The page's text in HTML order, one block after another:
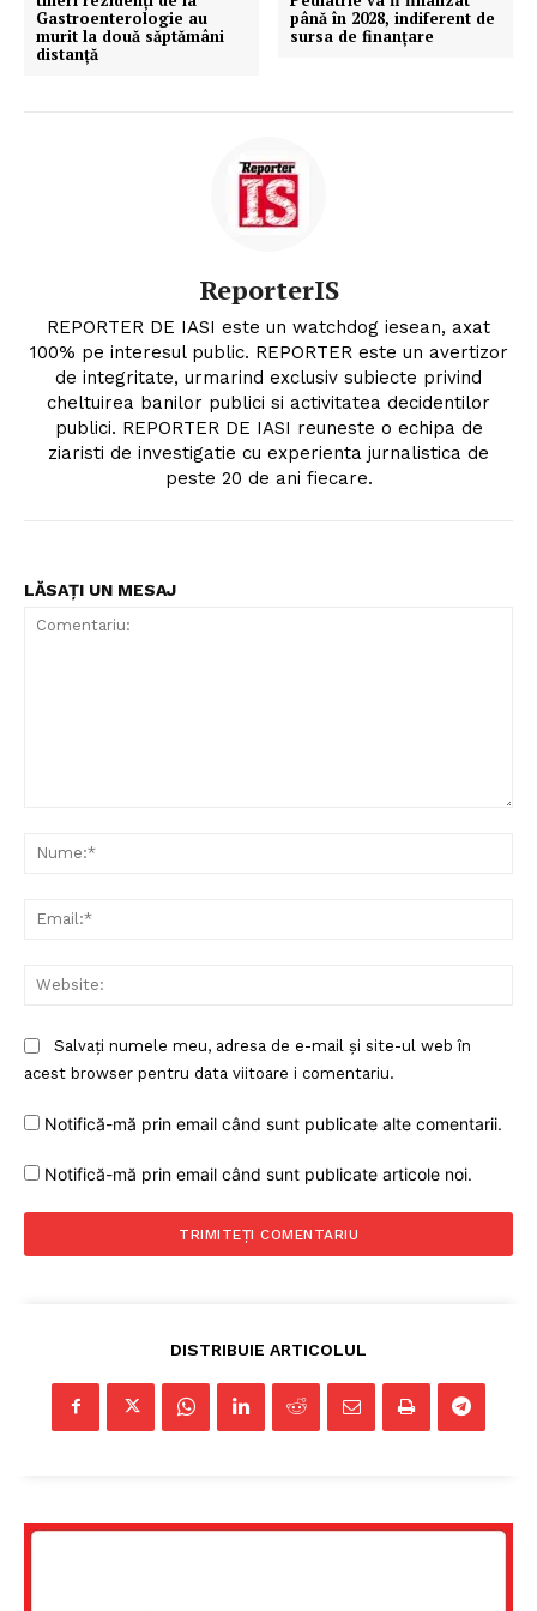
Gastroenterologie au
murit la două săptămâni
distanță
până în 2028, indiferent de
sursa de finanțare
ReporterIS
REPORTER DE IASI este un watchdog iesean, axat
100% pe interesul public. REPORTER este un avertizor
de integritate, urmarind exclusiv subiecte privind
cheltuirea banilor publici si activitatea decidentilor
publici. REPORTER DE IASI reuneste o echipa de
ziaristi de investigatie cu experienta jurnalistica de
peste 20 de ani fiecare.
LĂSAȚI UN MESAJ
Salvați numele meu, adresa de e-mail și site-ul web în
acest browser pentru data viitoare i comentariu.
Notifică-mă prin email când sunt publicate alte comentarii.
Notifică-mă prin email când sunt publicate articole noi.
DISTRIBUIE ARTICOLUL